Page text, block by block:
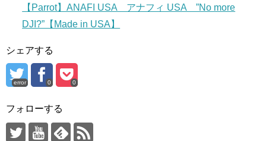
【Parrot】ANAFI USA アナフィ USA ”No more
DJI?”【Made in USA】
シェアする
error 0 0
フォローする